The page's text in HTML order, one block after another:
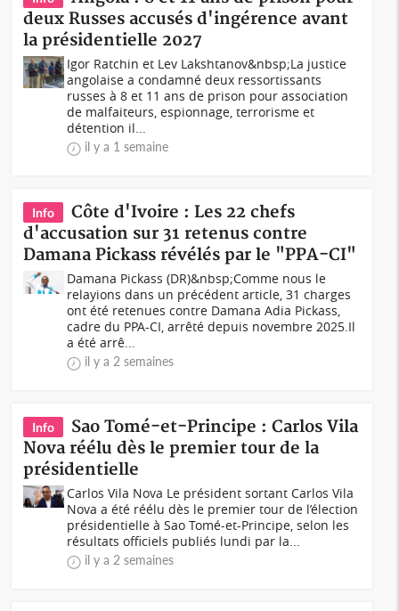
deux Russes accusés d'ingérence avant
la présidentielle 2027
Igor Ratchin et Lev Lakshtanov&nbsp;La justice
angolaise a condamné deux ressortissants
russes à 8 et 11 ans de prison pour association
de malfaiteurs, espionnage, terrorisme et
détention il...
il y a 1 semaine
Info
Côte d'Ivoire : Les 22 chefs
d'accusation sur 31 retenus contre
Damana Pickass révélés par le "PPA-CI"
Damana Pickass (DR)&nbsp;Comme nous le
relayions dans un précédent article, 31 charges
ont été retenues contre Damana Adia Pickass,
cadre du PPA-CI, arrêté depuis novembre 2025.Il
a été arrê...
il y a 2 semaines
Info
Sao Tomé-et-Principe : Carlos Vila
Nova réélu dès le premier tour de la
présidentielle
Carlos Vila Nova Le président sortant Carlos Vila
Nova a été réélu dès le premier tour de l’élection
présidentielle à Sao Tomé-et-Principe, selon les
résultats officiels publiés lundi par la...
il y a 2 semaines